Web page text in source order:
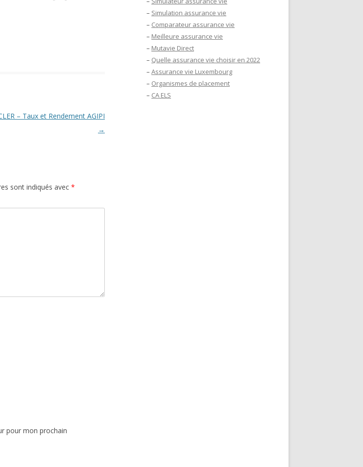
– Taux et Rendement AGIPI
→
sont indiqués avec *
pour mon prochain
– Simulation assurance vie
– Comparateur assurance vie
– Meilleure assurance vie
– Mutavie Direct
– Quelle assurance vie choisir en 2022
– Assurance vie Luxembourg
– Organismes de placement
– CA ELS